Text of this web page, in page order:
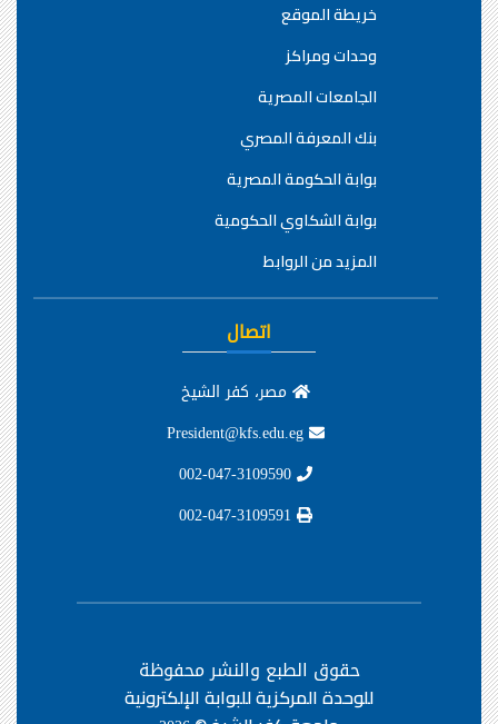
خريطة الموقع
وحدات ومراكز
الجامعات المصرية
بنك المعرفة المصري
بوابة الحكومة المصرية
بوابة الشكاوي الحكومية
المزيد من الروابط
اتصال
مصر، كفر الشيخ
حقوق الطبع والنشر محفوظة
للوحدة المركزية للبوابة الإلكترونية